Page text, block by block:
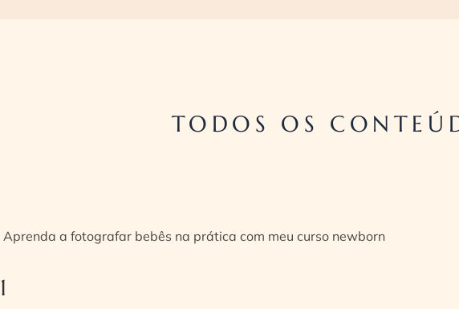
TODOS OS
Aprenda a fotografar bebês na prática com meu curso newborn
1